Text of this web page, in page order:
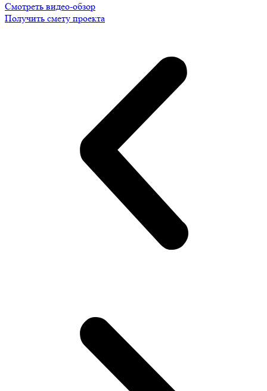
Смотреть видео-обзор
Получить смету проекта